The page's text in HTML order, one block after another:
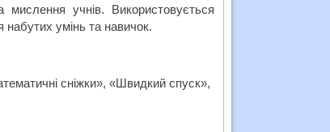
мислення учнів. Використовується
набутих умінь та навичок.
сніжки», «Швидкий спуск»,